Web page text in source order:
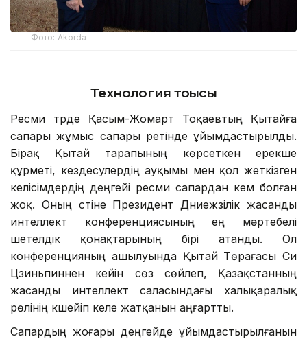
Фото: Аkorda
Технология тоғысы
Ресми түрде Қасым-Жомарт Тоқаевтың Қытайға
сапары жұмыс сапары ретінде ұйымдастырылды.
Бірақ Қытай тарапының көрсеткен ерекше
құрметі, кездесулердің ауқымы мен қол жеткізген
келісімдердің деңгейі ресми сапардан кем болған
жоқ. Оның үстіне Президент Дүниежүзілік жасанды
интеллект конференциясының ең мәртебелі
шетелдік қонақтарының бірі атанды. Ол
конференцияның ашылуында Қытай Төрағасы Си
Цзиньпиннен кейін сөз сөйлеп, Қазақстанның
жасанды интеллект саласындағы халықаралық
рөлінің күшейіп келе жатқанын аңғартты.
Сапардың жоғары деңгейде ұйымдастырылғанын